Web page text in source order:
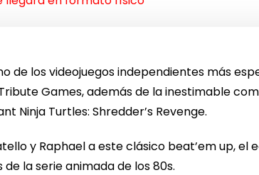
de los videojuegos independientes más
Games, además de la inestimable
Ninja Turtles: Shredder’s Revenge.
y Raphael a este clásico beat’em up, el
la serie animada de los 80s.